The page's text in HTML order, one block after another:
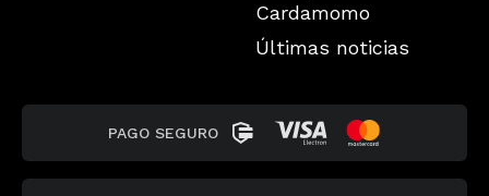
Cardamomo
Últimas noticias
PAGO SEGURO